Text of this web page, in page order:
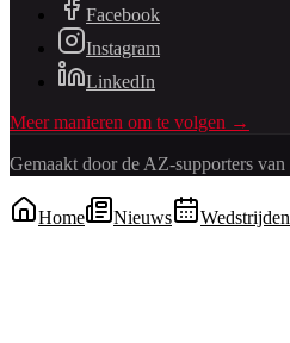
Facebook
Instagram
LinkedIn
Meer manieren om te volgen →
Gemaakt door de AZ-supporters van
Home Nieuws Wedstrijden